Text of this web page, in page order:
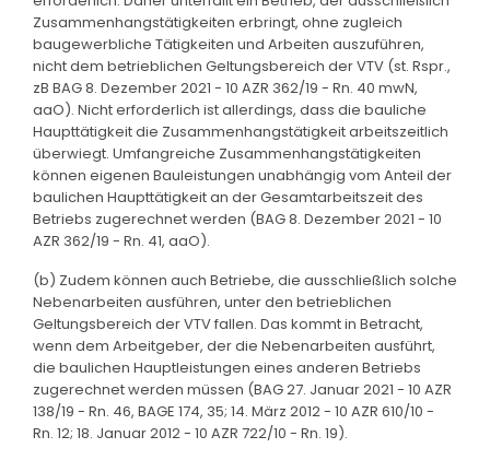
Zusammenhangstätigkeiten erbringt, ohne zugleich
baugewerbliche Tätigkeiten und Arbeiten auszuführen,
nicht dem betrieblichen Geltungsbereich der VTV (st. Rspr.,
zB BAG 8. Dezember 2021 - 10 AZR 362/19 - Rn. 40 mwN,
aaO). Nicht erforderlich ist allerdings, dass die bauliche
Haupttätigkeit die Zusammenhangstätigkeit arbeitszeitlich
überwiegt. Umfangreiche Zusammenhangstätigkeiten
können eigenen Bauleistungen unabhängig vom Anteil der
baulichen Haupttätigkeit an der Gesamtarbeitszeit des
Betriebs zugerechnet werden (BAG 8. Dezember 2021 - 10
AZR 362/19 - Rn. 41, aaO).
(b) Zudem können auch Betriebe, die ausschließlich solche
Nebenarbeiten ausführen, unter den betrieblichen
Geltungsbereich der VTV fallen. Das kommt in Betracht,
wenn dem Arbeitgeber, der die Nebenarbeiten ausführt,
die baulichen Hauptleistungen eines anderen Betriebs
zugerechnet werden müssen (BAG 27. Januar 2021 - 10 AZR
138/19 - Rn. 46, BAGE 174, 35; 14. März 2012 - 10 AZR 610/10 -
Rn. 12; 18. Januar 2012 - 10 AZR 722/10 - Rn. 19).